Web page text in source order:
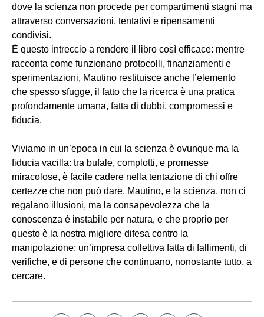
dove la scienza non procede per compartimenti stagni ma
attraverso conversazioni, tentativi e ripensamenti
condivisi.
È questo intreccio a rendere il libro così efficace: mentre
racconta come funzionano protocolli, finanziamenti e
sperimentazioni, Mautino restituisce anche l’elemento
che spesso sfugge, il fatto che la ricerca è una pratica
profondamente umana, fatta di dubbi, compromessi e
fiducia.
Viviamo in un’epoca in cui la scienza è ovunque ma la
fiducia vacilla: tra bufale, complotti, e promesse
miracolose, è facile cadere nella tentazione di chi offre
certezze che non può dare. Mautino, e la scienza, non ci
regalano illusioni, ma la consapevolezza che la
conoscenza è instabile per natura, e che proprio per
questo è la nostra migliore difesa contro la
manipolazione: un’impresa collettiva fatta di fallimenti, di
verifiche, e di persone che continuano, nonostante tutto, a
cercare.